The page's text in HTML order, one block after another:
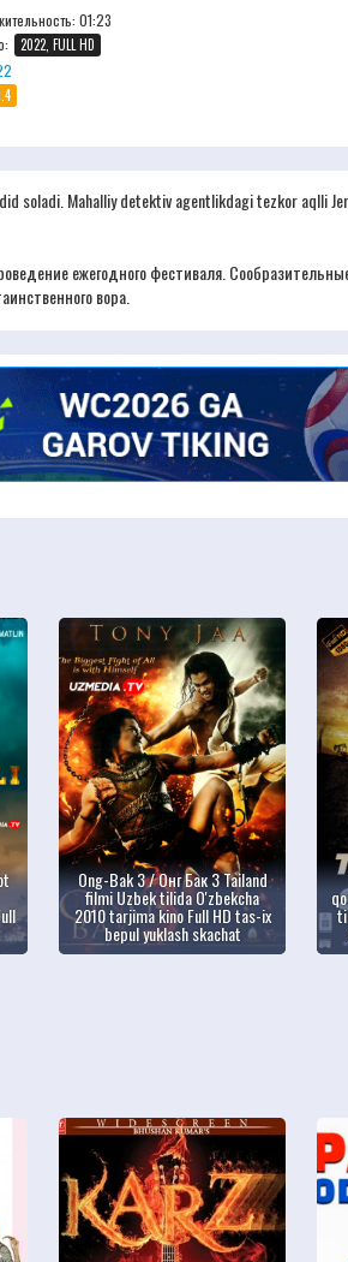
01:23
2022, FULL HD
Mahalliy detektiv agentlikdagi tezkor aqlli
ежегодного фестиваля.
вора.
Ong-Bak 3 / Онг Бак 3 Tailand
filmi Uzbek tilida O'zbekcha
2010 tarjima kino Full HD tas-ix
bepul yuklash skachat